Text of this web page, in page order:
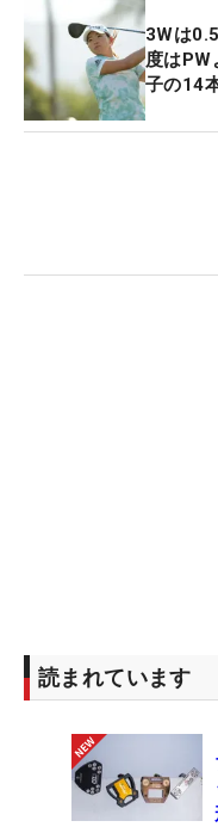
ナメント」の会場で
お披露目済みだった
ク ア ピクチャーも
してくれるうれしそ
3Wは
度はPW
子の14
読まれています